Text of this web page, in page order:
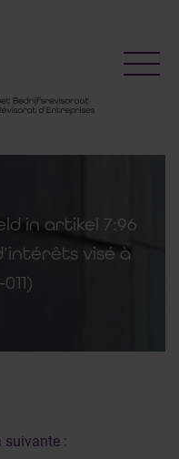
in artikel 7:96
visé à
suivante :